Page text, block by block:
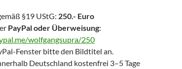
§19 UStG: 250.- Euro
PayPal oder Überweisung:
wolfgangsupra/250
Fenster bitte den Bildtitel an.
Deutschland kostenfrei 3–5 Tage